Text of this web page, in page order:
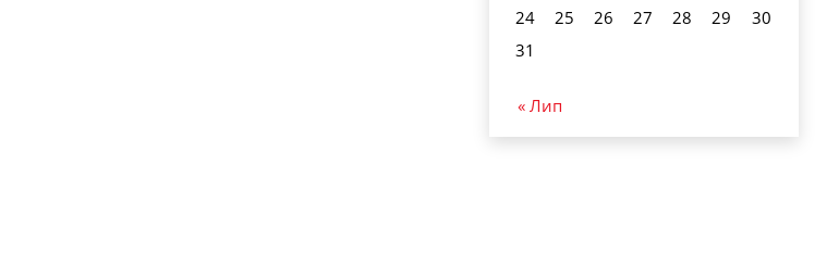
24
25 26 27 28 29
30
31
« Лип